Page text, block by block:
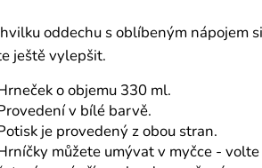
oddechu s oblíbeným nápojem si
ještě vylepšit.
o objemu 330 ml.
v bílé barvě.
je provedený z obou stran.
můžete umývat v myčce - volte